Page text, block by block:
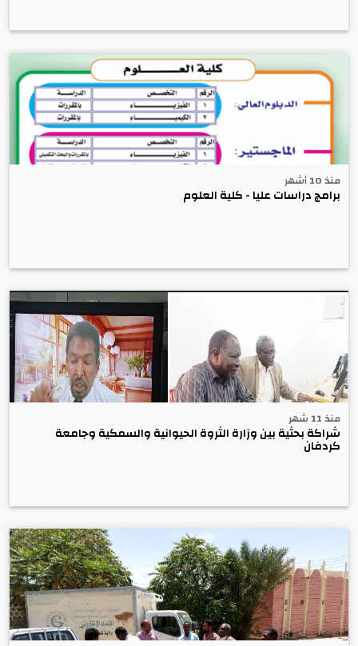
منذ 10 أشهر
برامج دراسات عليا - كلية العلوم
منذ 11 شهر
شراكة بحثية بين وزارة الثروة الحيوانية والسمكية وجامعة
كردفان